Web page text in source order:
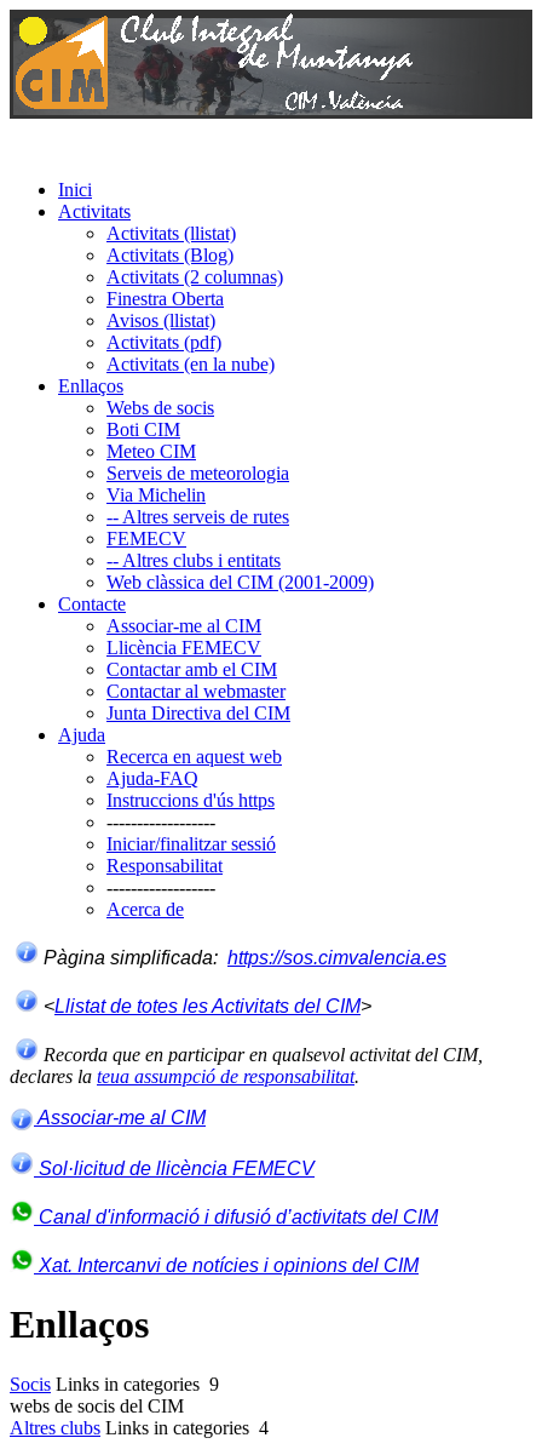
Inici
Activitats
Activitats (llistat)
Activitats (Blog)
Activitats (2 columnas)
Finestra Oberta
Avisos (llistat)
Activitats (pdf)
Activitats (en la nube)
Enllaços
Webs de socis
Boti CIM
Meteo CIM
Serveis de meteorologia
Via Michelin
-- Altres serveis de rutes
FEMECV
-- Altres clubs i entitats
Web clàssica del CIM (2001-2009)
Contacte
Associar-me al CIM
Llicència FEMECV
Contactar amb el CIM
Contactar al webmaster
Junta Directiva del CIM
Ajuda
Recerca en aquest web
Ajuda-FAQ
Instruccions d'ús https
------------------
Iniciar/finalitzar sessió
Responsabilitat
------------------
Acerca de
Pàgina simplificada: https://sos.cimvalencia.es
<Llistat de totes les Activitats del CIM>
Recorda que en participar en qualsevol activitat del CIM,
declares la teua assumpció de responsabilitat.
Associar-me al CIM
Sol·licitud de llicència FEMECV
Canal d'informació i difusió d’activitats del CIM
Xat. Intercanvi de notícies i opinions del CIM
Enllaços
Socis Links in categories 9
webs de socis del CIM
Altres clubs Links in categories 4